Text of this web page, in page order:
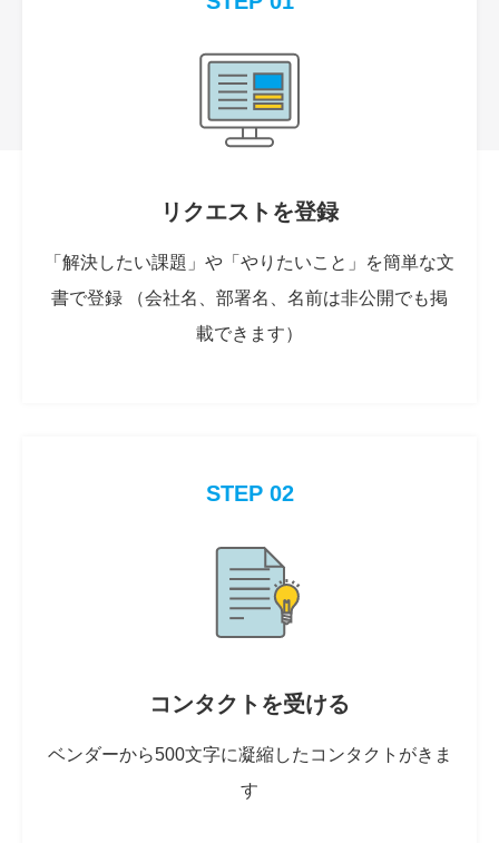
リクエストを登録
「解決したい課題」や「やりたいこと」を簡単な文
書で登録 （会社名、部署名、名前は非公開でも掲
載できます）
STEP 02
コンタクトを受ける
ベンダーから500文字に凝縮したコンタクトがきま
す